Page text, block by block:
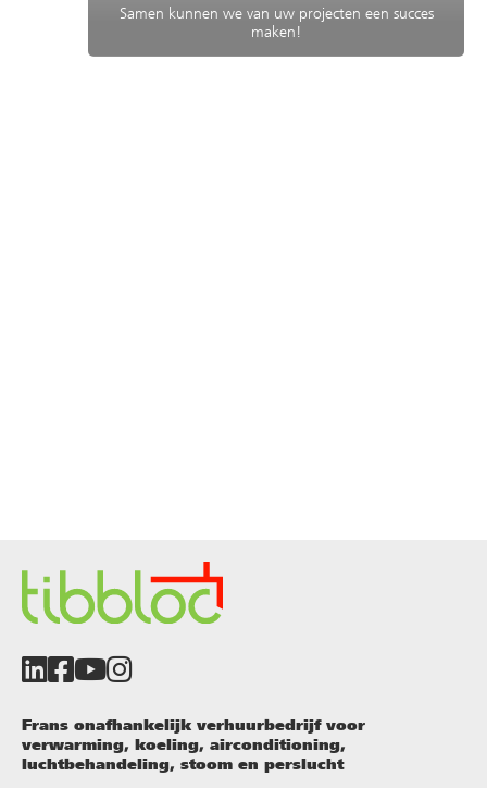
Samen kunnen we van uw projecten een succes
maken!
Frans onafhankelijk verhuurbedrijf voor
verwarming, koeling, airconditioning,
luchtbehandeling, stoom en perslucht